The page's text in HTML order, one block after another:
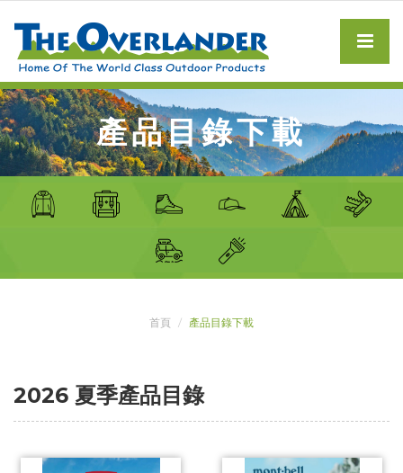
產品目錄下載
首頁 產品目錄下載
2026 夏季產品目錄